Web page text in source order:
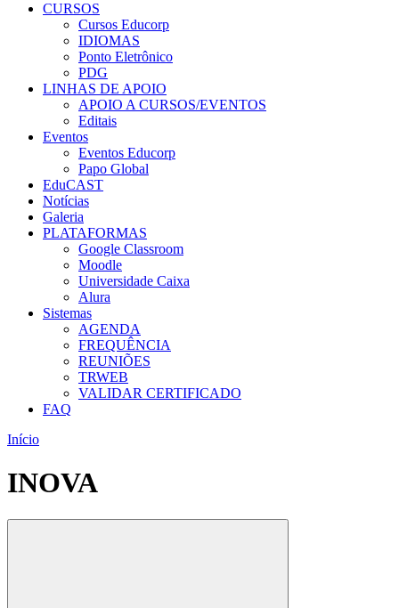
CURSOS
Cursos Educorp
IDIOMAS
Ponto Eletrônico
PDG
LINHAS DE APOIO
APOIO A CURSOS/EVENTOS
Editais
Eventos
Eventos Educorp
Papo Global
EduCAST
Notícias
Galeria
PLATAFORMAS
Google Classroom
Moodle
Universidade Caixa
Alura
Sistemas
AGENDA
FREQUÊNCIA
REUNIÕES
TRWEB
VALIDAR CERTIFICADO
FAQ
Início
INOVA